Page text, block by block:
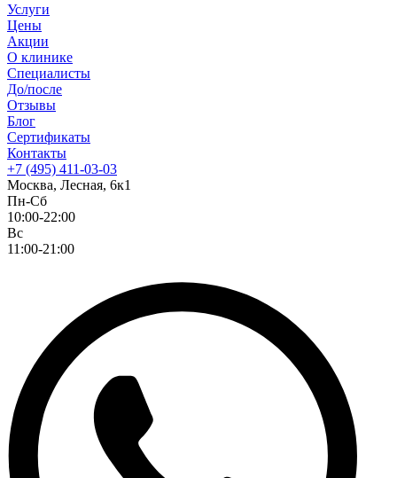
Услуги
Цены
Акции
О клинике
Специалисты
До/после
Отзывы
Блог
Сертификаты
Контакты
+7 (495) 411-03-03
Москва, Лесная, 6к1
Пн-Сб
10:00-22:00
Вс
11:00-21:00